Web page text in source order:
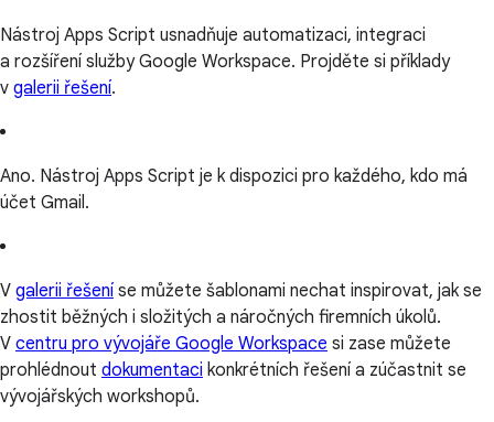
Nástroj Apps Script usnadňuje automatizaci, integraci
a rozšíření služby Google Workspace. Projděte si příklady
v galerii řešení.
Ano. Nástroj Apps Script je k dispozici pro každého, kdo má
účet Gmail.
V galerii řešení se můžete šablonami nechat inspirovat, jak se
zhostit běžných i složitých a náročných firemních úkolů.
V centru pro vývojáře Google Workspace si zase můžete
prohlédnout dokumentaci konkrétních řešení a zúčastnit se
vývojářských workshopů.